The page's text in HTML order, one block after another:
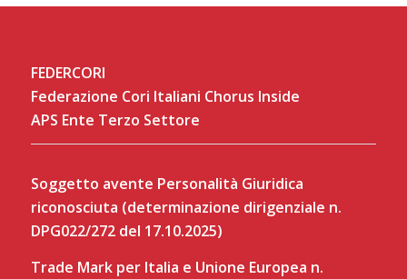
FEDERCORI
Federazione Cori Italiani Chorus Inside
APS Ente Terzo Settore
Soggetto avente Personalità Giuridica
riconosciuta (determinazione dirigenziale n.
DPG022/272 del 17.10.2025)
Trade Mark per Italia e Unione Europea n.